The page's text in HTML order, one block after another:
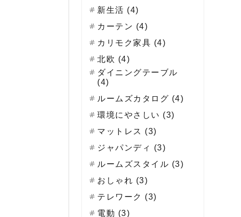
新生活 (4)
カーテン (4)
カリモク家具 (4)
北欧 (4)
ダイニングテーブル
(4)
ルームズカタログ (4)
環境にやさしい (3)
マットレス (3)
ジャパンディ (3)
ルームズスタイル (3)
おしゃれ (3)
テレワーク (3)
電動 (3)